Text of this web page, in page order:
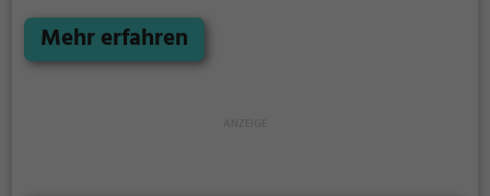
Möglichkeiten für Freizeitaktivitäten.
Mehr erfahren